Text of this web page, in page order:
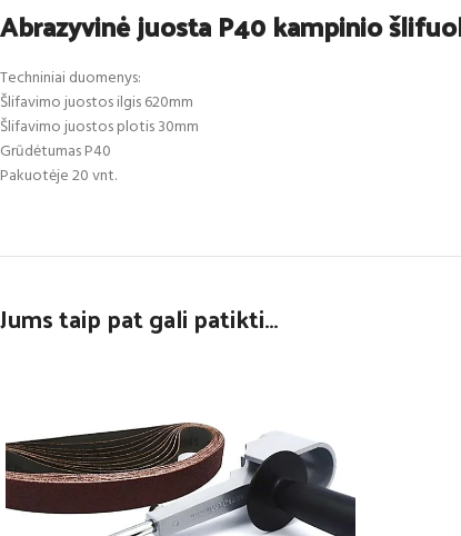
Abrazyvinė juosta P40 kampinio
Techniniai duomenys:
Šlifavimo juostos ilgis 620mm
Šlifavimo juostos plotis 30mm
Grūdėtumas P40
Pakuotėje 20 vnt.
Jums taip pat gali patikti…